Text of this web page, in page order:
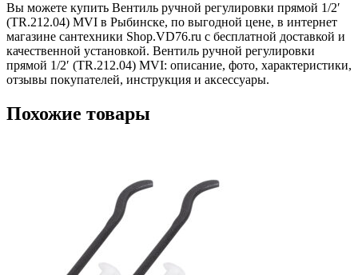
Вы можете купить Вентиль ручной регулировки прямой 1/2′
(TR.212.04) MVI в Рыбинске, по выгодной цене, в интернет
магазине сантехники Shop.VD76.ru с бесплатной доставкой и
качественной установкой. Вентиль ручной регулировки
прямой 1/2′ (TR.212.04) MVI: описание, фото, характеристики,
отзывы покупателей, инструкция и аксессуары.
Похожие товары